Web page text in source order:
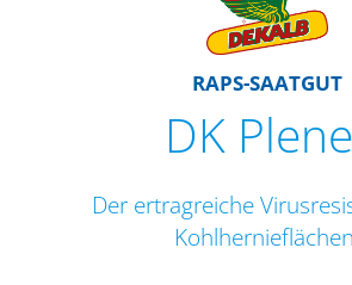
RAPS-SAATGUT
DK
Der ertragreiche